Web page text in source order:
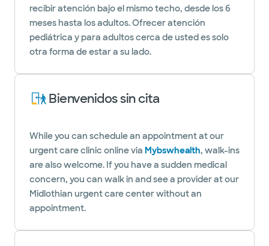
recibir atención bajo el mismo techo, desde los 6
meses hasta los adultos. Ofrecer atención
pediátrica y para adultos cerca de usted es solo
otra forma de estar a su lado.
Bienvenidos sin cita
While you can schedule an appointment at our
urgent care clinic online via Mybswhealth, walk-ins
are also welcome. If you have a sudden medical
concern, you can walk in and see a provider at our
Midlothian urgent care center without an
appointment.